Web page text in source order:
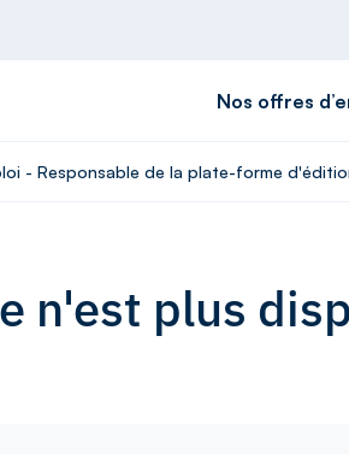
Nos offres
- Responsable de la plate-forme
n'est plus